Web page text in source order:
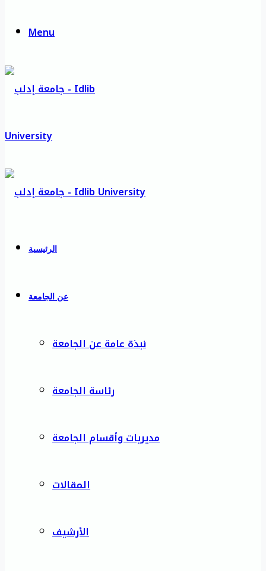
Menu
الرئيسية
عن الجامعة
نبذة عامة عن الجامعة
رئاسة الجامعة
مديريات وأقسام الجامعة
المقالات
الأرشيف